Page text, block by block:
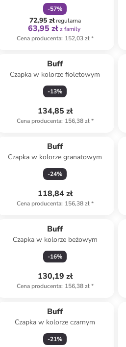
-57%
72,95 złregularna
63,95 zł z family
Cena producenta: 152,03 zł*
Buff
Czapka w kolorze fioletowym
-13%
134,85 zł
Cena producenta: 156,38 zł*
Buff
Czapka w kolorze granatowym
-24%
118,84 zł
Cena producenta: 156,38 zł*
Buff
Czapka w kolorze beżowym
-16%
130,19 zł
Cena producenta: 156,38 zł*
Buff
Czapka w kolorze czarnym
-21%